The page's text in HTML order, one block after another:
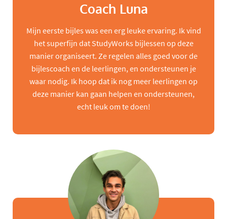
Coach Luna
Mijn eerste bijles was een erg leuke ervaring. Ik vind
het superfijn dat StudyWorks bijlessen op deze
manier organiseert. Ze regelen alles goed voor de
bijlescoach en de leerlingen, en ondersteunen je
waar nodig. Ik hoop dat ik nog meer leerlingen op
deze manier kan gaan helpen en ondersteunen,
echt leuk om te doen!